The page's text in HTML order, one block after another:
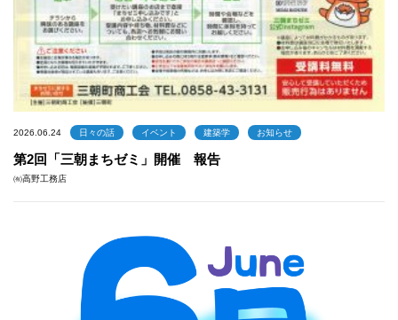
2026.06.24 日々の話 イベント 建築学 お知らせ
第2回「三朝まちゼミ」開催 報告
㈲高野工務店